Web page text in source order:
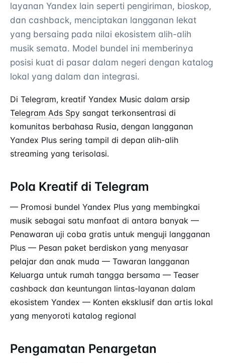
layanan Yandex lain seperti pengiriman, bioskop,
dan cashback, menciptakan langganan lekat
yang bersaing pada nilai ekosistem alih-alih
musik semata. Model bundel ini memberinya
posisi kuat di pasar dalam negeri dengan katalog
lokal yang dalam dan integrasi.
Di Telegram, kreatif Yandex Music dalam arsip
Telegram Ads Spy sangat terkonsentrasi di
komunitas berbahasa Rusia, dengan langganan
Yandex Plus sering tampil di depan alih-alih
streaming yang terisolasi.
Pola Kreatif di Telegram
— Promosi bundel Yandex Plus yang membingkai
musik sebagai satu manfaat di antara banyak —
Penawaran uji coba gratis untuk menguji langganan
Plus — Pesan paket berdiskon yang menyasar
pelajar dan anak muda — Tawaran langganan
Keluarga untuk rumah tangga bersama — Teaser
cashback dan keuntungan lintas-layanan dalam
ekosistem Yandex — Konten eksklusif dan artis lokal
yang menyoroti katalog regional
Pengamatan Penargetan